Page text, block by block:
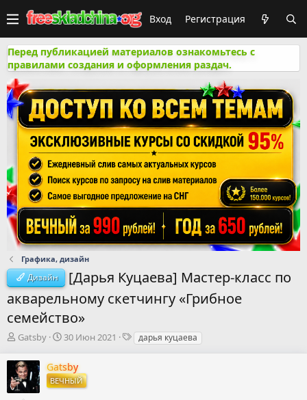
Вход Регистрация
Перед публикацией материалов ознакомьтесь с
правилами создания и оформления раздач.
Графика, дизайн
Дизайн
[Дарья Куцаева] Мастер-класс по
акварельному скетчингу «Грибное
семейство»
А
т
о
р
Gatsby
Д
т
а
н
30 Июн 2021
Тдарья куцаева
Gatsby
ВЕЧНЫЙ